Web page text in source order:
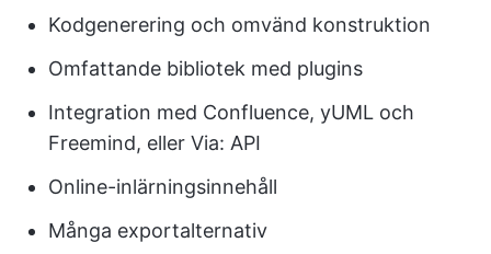
Kodgenerering och omvänd konstruktion
Omfattande bibliotek med plugins
Integration med Confluence, yUML och
Freemind, eller Via: API
Online-inlärningsinnehåll
Många exportalternativ